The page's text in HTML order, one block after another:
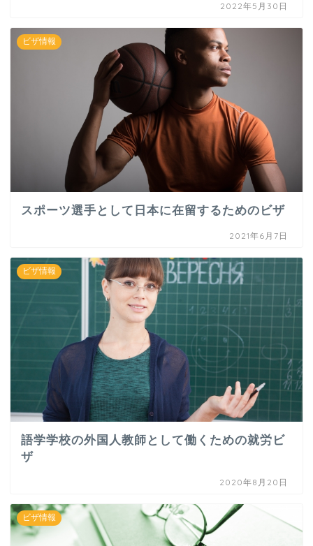
2022年5月30日
ビザ情報
スポーツ選手として日本に在留するためのビザ
2021年6月7日
ビザ情報
語学学校の外国人教師として働くための就労ビ
ザ
2020年8月20日
ビザ情報